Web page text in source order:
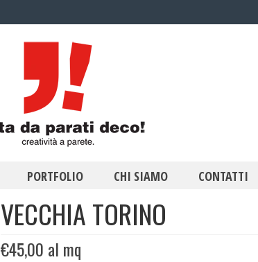
PORTFOLIO CHI SIAMO CONTATTI
VECCHIA TORINO
€45,00 al mq